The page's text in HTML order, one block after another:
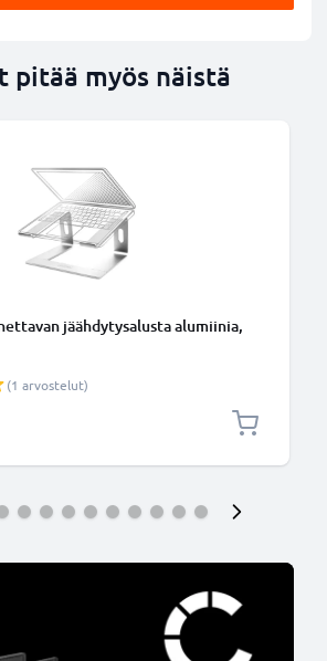
pitää myös näistä
jäähdytysalusta alumiinia,
(1 arvostelut)